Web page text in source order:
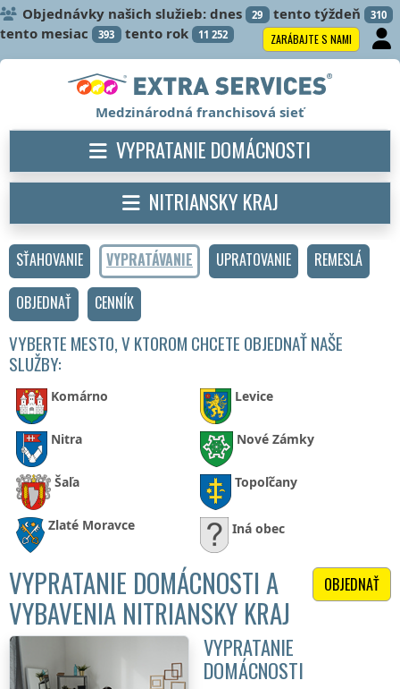
Objednávky našich služieb: dnes 29 tento týždeň 310
tento mesiac 393 tento rok 11 252 ZARÁBAJTE S NAMI
SŤAHOVANIE VYPRATÁVANIE UPRATOVANIE
REMESLÁ
OBJEDNAŤ
CENNÍK
VYBERTE MESTO, V KTOROM CHCETE OBJEDNAŤ NAŠE
SLUŽBY:
Komárno Levice
Nitra Nové Zámky
Šaľa Topoľčany
Zlaté Moravce Iná obec
OBJEDNAŤ
VYPRATANIE DOMÁCNOSTI A
VYBAVENIA NITRIANSKY KRAJ
VYPRATANIE
DOMÁCNOSTI
Medzinárodná franchisová sieť
VYPRATANIE DOMÁCNOSTI
NITRIANSKY KRAJ